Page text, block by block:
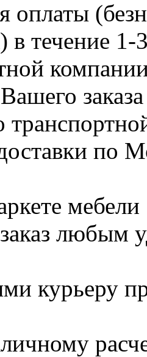
оплаты
в течение
по
заказ любым
курьеру